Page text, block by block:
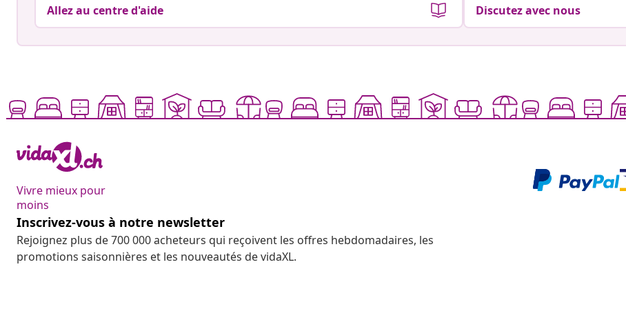
Allez au centre d'aide Discutez avec nous
Vivre mieux pour
moins
Inscrivez-vous à notre newsletter
Rejoignez plus de 700 000 acheteurs qui reçoivent les offres hebdomadaires, les
promotions saisonnières et les nouveautés de vidaXL.